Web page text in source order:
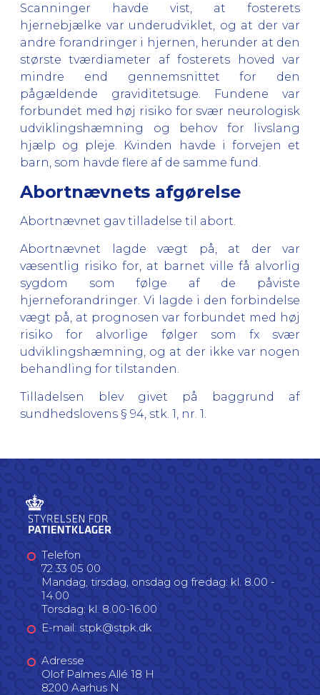
Scanninger havde vist, at fosterets
hjernebjælke var underudviklet, og at der var
andre forandringer i hjernen, herunder at den
største tværdiameter af fosterets hoved var
mindre end gennemsnittet for den
pågældende graviditetsuge. Fundene var
forbundet med høj risiko for svær neurologisk
udviklingshæmning og behov for livslang
hjælp og pleje. Kvinden havde i forvejen et
barn, som havde flere af de samme fund.
Abortnævnets afgørelse
Abortnævnet gav tilladelse til abort.
Abortnævnet lagde vægt på, at der var
væsentlig risiko for, at barnet ville få alvorlig
sygdom som følge af de påviste
hjerneforandringer. Vi lagde i den forbindelse
vægt på, at prognosen var forbundet med høj
risiko for alvorlige følger som fx svær
udviklingshæmning, og at der ikke var nogen
behandling for tilstanden.
Tilladelsen blev givet på baggrund af
sundhedslovens § 94, stk. 1, nr. 1.
Telefon
72 33 05 00
Mandag, tirsdag, onsdag og fredag: kl. 8.00 -
14.00
Torsdag: kl. 8.00-16.00
E-mail: stpk@stpk.dk
Adresse
Olof Palmes Allé 18 H
8200 Aarhus N